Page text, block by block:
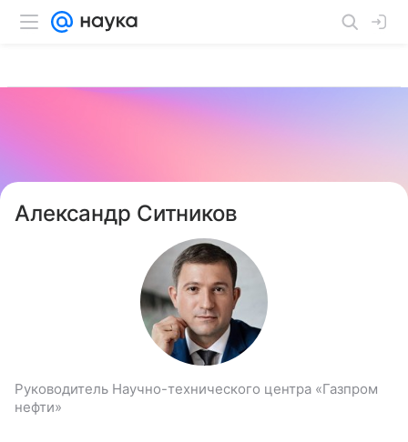
Александр Ситников
Руководитель Научно-технического центра «Газпром
нефти»